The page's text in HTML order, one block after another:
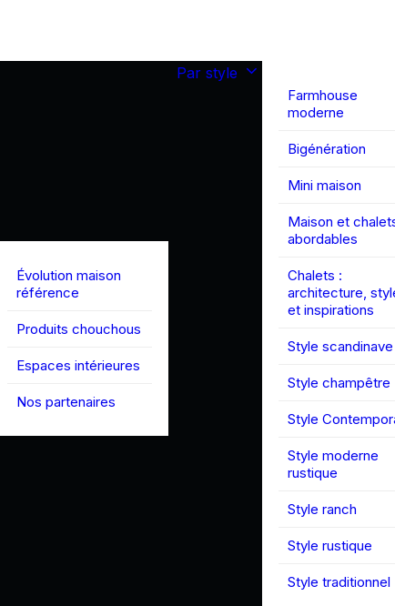
Évolution maison
référence
Produits chouchous
Espaces intérieures
Nos partenaires
Par style
Farmhouse
moderne
Bigénération
Mini maison
Maison et
abordables
Chalets :
architecture,
et inspirations
Style scandinave
Style champêtre
Style
Style moderne
rustique
Style ranch
Style rustique
Style traditionnel